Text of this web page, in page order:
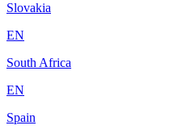
Slovakia
EN
South Africa
EN
Spain